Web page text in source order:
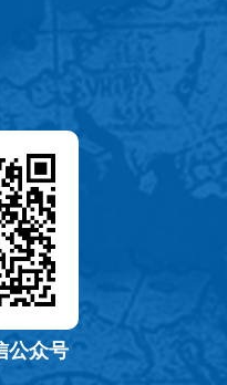
公众号